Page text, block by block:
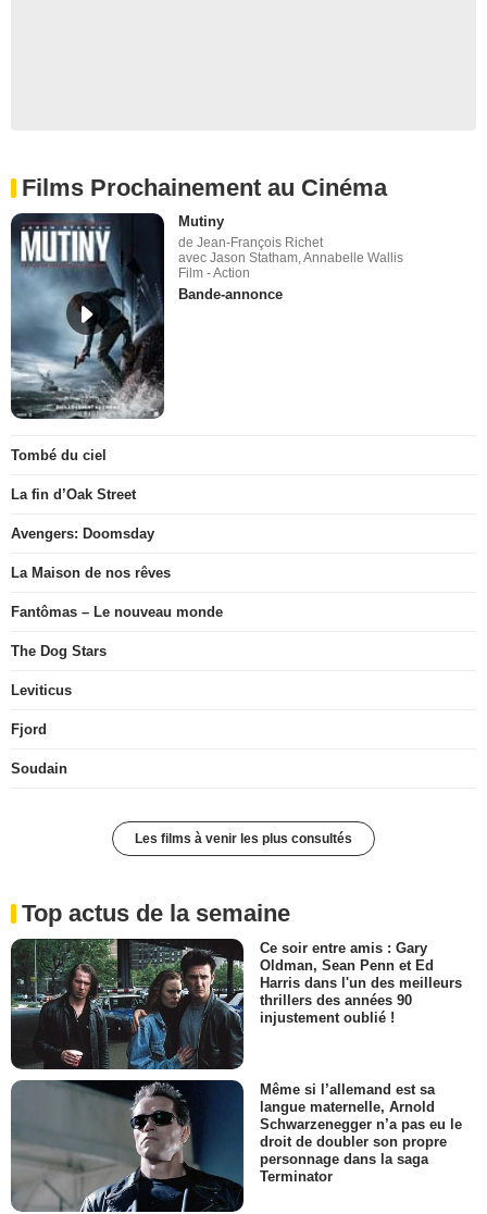
Films Prochainement au Cinéma
Mutiny
de Jean-François Richet
avec Jason Statham, Annabelle Wallis
Film - Action
Bande-annonce
Tombé du ciel
La fin d’Oak Street
Avengers: Doomsday
La Maison de nos rêves
Fantômas – Le nouveau monde
The Dog Stars
Leviticus
Fjord
Soudain
Les films à venir les plus consultés
Top actus de la semaine
Ce soir entre amis : Gary
Oldman, Sean Penn et Ed
Harris dans l'un des meilleurs
thrillers des années 90
injustement oublié !
Même si l’allemand est sa
langue maternelle, Arnold
Schwarzenegger n’a pas eu le
droit de doubler son propre
personnage dans la saga
Terminator